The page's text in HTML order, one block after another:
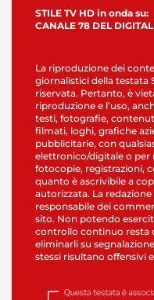
STILE TV HD in onda su:
CANALE 78 DEL
La riproduzione dei
giornalistici della testata
riservata. Pertanto, è
riproduzione e l’uso,
testi, fotografie,
filmati, loghi, grafiche
pubblicitarie, con
elettronico/digitale o per
fotocopie, registrazioni,
quanto è ascrivibile a
autorizzata. La
responsabile dei
sito. Non potendo
controllo continuo resta
eliminarli su
stessi risultano offensivi